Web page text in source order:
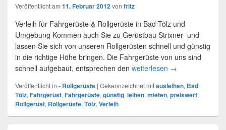
Veröffentlicht am 11. Februar 2012von fritz
Verleih für Fahrgerüste & Rollgerüste in Bad Tölz und
Umgebung Kommen auch Sie zu Gerüstbau Strixner und
lassen Sie sich von unseren Rollgerüsten schnell und günstig
in die richtige Höhe bringen. Die Fahrgerüste von uns sind
schnell aufgebaut, entsprechen den weiterlesen Rollgerüste
→
Veröffentlicht in - Rollgerüste | Gekennzeichnet mitausleihen, Bad
Tölz, Fahrgerüst, Fahrgerüste, günstig, leihen, mieten, preiswert,
Rollgerüst, Rollgerüste, Tölz, Verleih